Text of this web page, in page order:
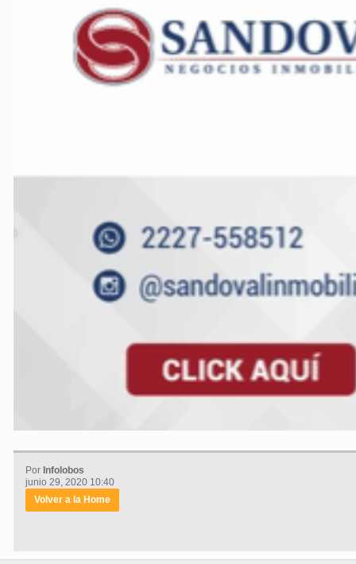
Por Infolobos
junio 29, 2020 10:40
Volver a la Home